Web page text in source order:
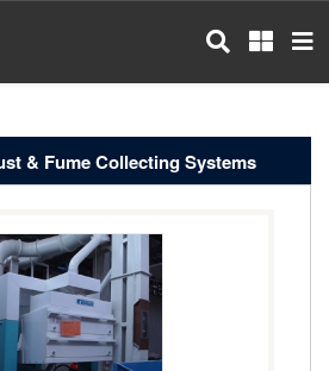
& Fume Collecting Systems